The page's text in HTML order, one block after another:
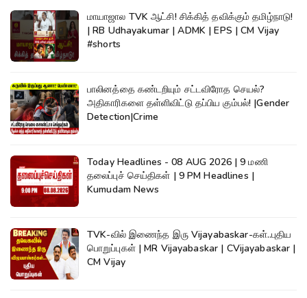
மாயாஜால TVK ஆட்சி! சிக்கித் தவிக்கும் தமிழ்நாடு!
| RB Udhayakumar | ADMK | EPS | CM Vijay
#shorts
பாலினத்தை கண்டறியும் சட்டவிரோத செயல்?
அதிகாரிகளை தள்ளிவிட்டு தப்பிய கும்பல்! |Gender
Detection|Crime
Today Headlines - 08 AUG 2026 | 9 மணி
தலைப்புச் செய்திகள் | 9 PM Headlines |
Kumudam News
TVK-வில் இணைந்த இரு Vijayabaskar-கள்..புதிய
பொறுப்புகள் | MR Vijayabaskar | CVijayabaskar |
CM Vijay